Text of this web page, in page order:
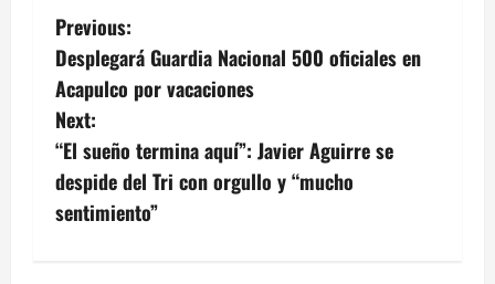
P
o
s
t
n
Previous:
Desplegará Guardia Nacional 500 oficiales en
Acapulco por vacaciones
Next:
“El sueño termina aquí”: Javier Aguirre se
despide del Tri con orgullo y “mucho
sentimiento”